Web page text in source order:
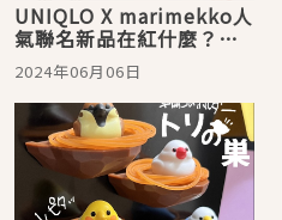
UNIQLO X marimekko人
氣聯名新品在紅什麼？魅
力新品必買推薦！
2024年06月06日